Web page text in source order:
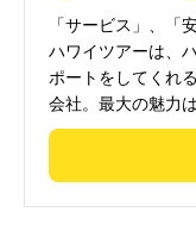
「サービス」、「
ハワイツアーは、
ポートをしてくれ
会社。最大の魅力